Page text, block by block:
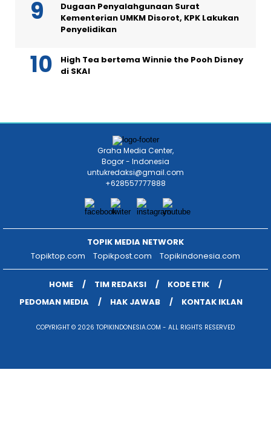
Dugaan Penyalahgunaan Surat
Kementerian UMKM Disorot, KPK Lakukan
Penyelidikan
High Tea bertema Winnie the Pooh Disney
di SKAI
Graha Media Center,
Bogor - Indonesia
untukredaksi@gmail.com
+628557777888
TOPIK MEDIA NETWORK
Topiktop.com
Topikpost.com Topikindonesia.com
HOME TIM REDAKSI
KODE ETIK
PEDOMAN MEDIA
HAK JAWAB KONTAK IKLAN
COPYRIGHT © 2026 TOPIKINDONESIA.COM - ALL RIGHTS RESERVED